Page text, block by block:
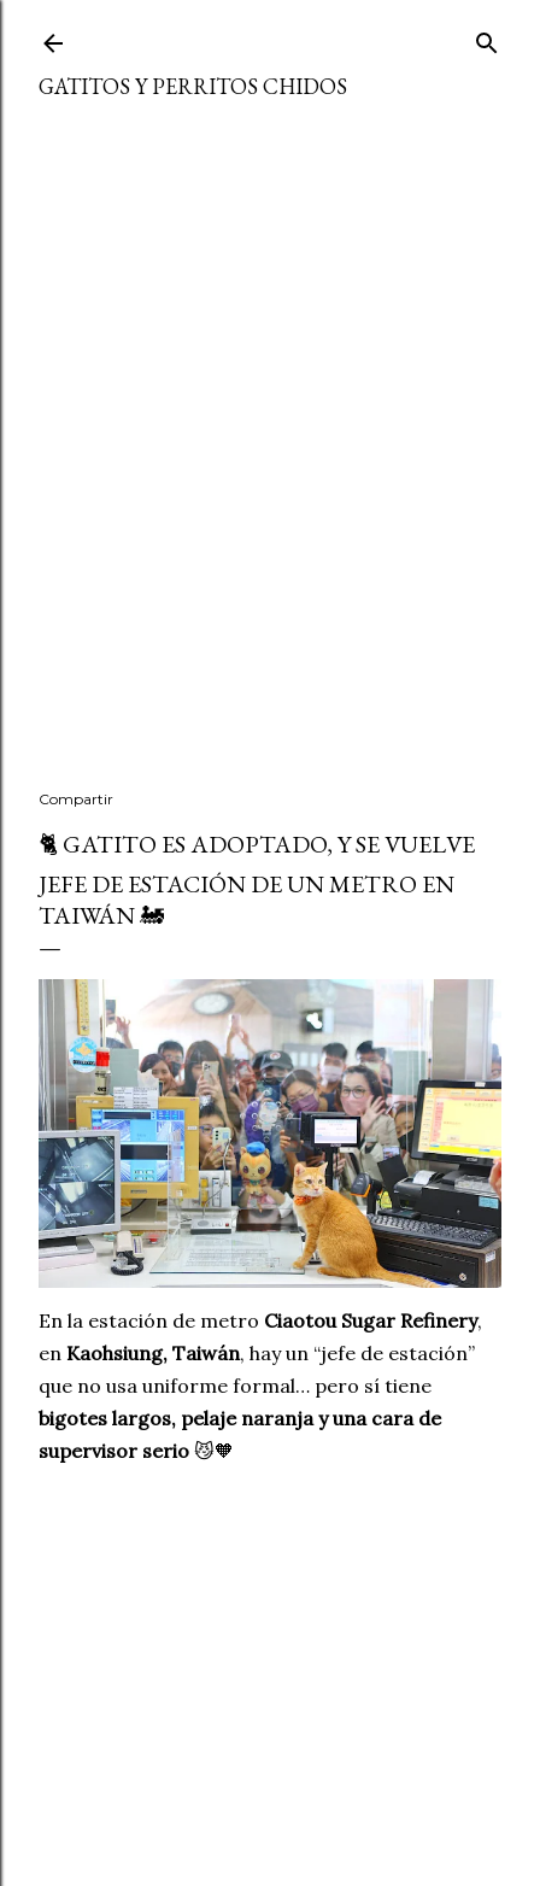
GATITOS Y PERRITOS CHIDOS
Compartir
🐈 GATITO ES ADOPTADO, Y SE VUELVE
JEFE DE ESTACIÓN DE UN METRO EN
TAIWÁN 🚂
En la estación de metro Ciaotou Sugar Refinery,
en Kaohsiung, Taiwán, hay un “jefe de estación”
que no usa uniforme formal… pero sí tiene
bigotes largos, pelaje naranja y una cara de
supervisor serio 😼🧡